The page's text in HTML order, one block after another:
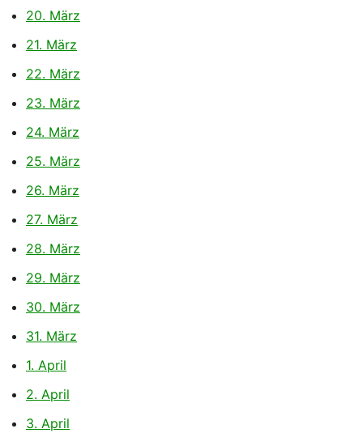
20. März
21. März
22. März
23. März
24. März
25. März
26. März
27. März
28. März
29. März
30. März
31. März
1. April
2. April
3. April